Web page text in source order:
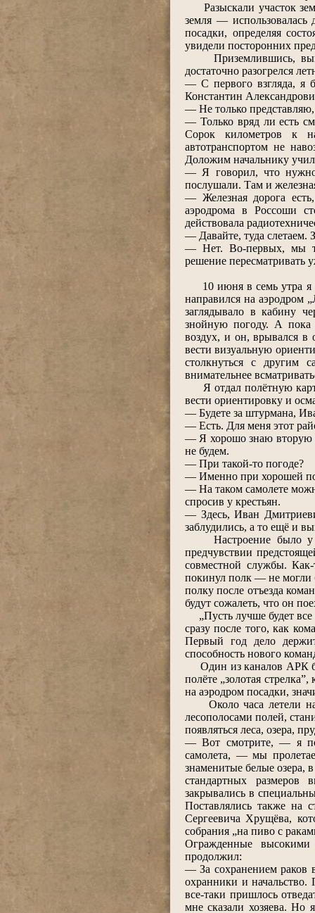
Разыскали участок
земля ― использовалась
посадки, определяя
увидели посторонних
Приземлившись,
достаточно разогрелся
― С первого взгляда, я
Константин
― Не только
― Только вряд ли есть
Сорок километров к
автотранспортом не
Доложим начальнику
― Я говорил, что
послушали. Там и
― Железная дорога
аэродрома в Россоши
действовала
― Давайте, туда слетаем.
― Нет. Во-первых, мы
решение пересматривать
10 июня в семь утра я
направился на аэродром
заглядывало в кабину
знойную погоду. А пока
воздух, и он, врывался
вести визуальную
столкнуться с другим
внимательнее
Я отдал полётную
вести ориентировку и
― Будете за штурмана,
― Есть. Для меня этот
― Я хорошо знаю вторую
не будем.
― При такой-то погоде?
― Именно при хорошей
― На таком самолете
спросив у крестьян.
― Здесь, Иван
заблудились, а то ещё и
Настроение было у
предчувствии
совместной службы.
покинул полк ― не могли
полку после отъезда
будут сожалеть, что он
„Пусть лучше будет все
сразу после того, как
Первый год дело
способность нового
Один из каналов АРК
полёте „золотая
на аэродром посадки,
Около часа летели
лесополосами полей,
появляться леса, озера,
― Вот смотрите, ― я
самолета, ― мы
знаменитые белые озера,
стандартных размеров
закрывались в
Поставлялись также на
Сергеевича Хрущёва,
собрания „на пиво с
Огражденные высокими
продолжил:
― За сохранением раков
охранники и начальство.
все-таки пришлось
мне сказали хозяева.